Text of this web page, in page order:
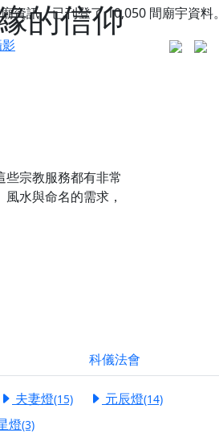
的信仰
資訊，已刊登了10,050 間廟宇資料。
宗教服務都有非常
風水與命名的需求，
、祈求平安好運
同回到母娘慈悲座前，祈福納祥、慎
感恩、對親人的思念，也是為家人祈
科儀法會
夫妻燈(15) 元辰燈(14)
燈(3)